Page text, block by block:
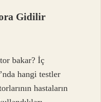
Gidilir
bakar? İç
hangi testler
hastaların